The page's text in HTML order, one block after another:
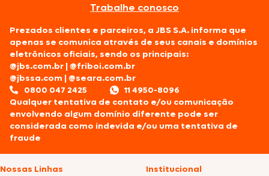
Trabalhe conosco
Prezados clientes e parceiros, a JBS S.A. informa que
apenas se comunica através de seus canais e domínios
eletrônicos oficiais, sendo os principais:
@jbs.com.br |@friboi.com.br
@jbssa.com |@seara.com.br
0800 047 2425
11 4950-8096
Qualquer tentativa de contato e/ou comunicação
envolvendo algum domínio diferente pode ser
considerada como indevida e/ou uma tentativa de
fraude
Nossas Linhas
Institucional